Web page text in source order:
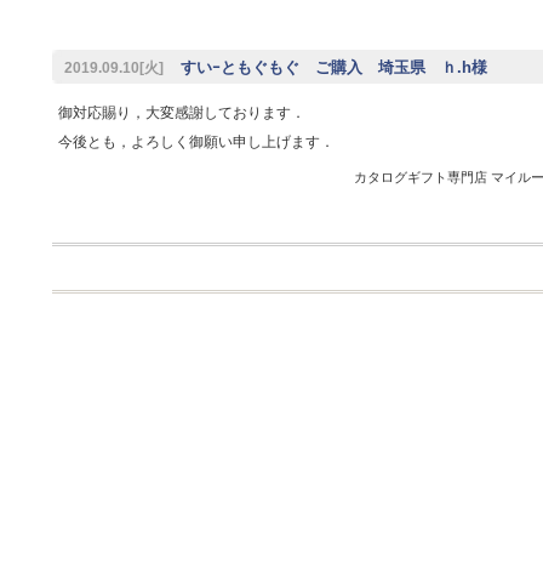
2019.09.10[火] すいｰともぐもぐ ご購入 埼玉県 ｈ.h様
御対応賜り，大変感謝しております．
今後とも，よろしく御願い申し上げます．
カタログギフト専門店 マイ